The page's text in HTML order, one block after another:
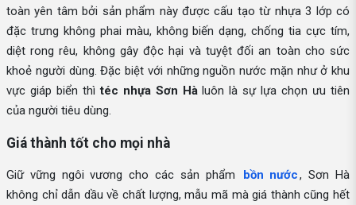
toàn yên tâm bởi sản phẩm này được cấu tạo từ nhựa 3 lớp có
đặc trưng không phai màu, không biến dạng, chống tia cực tím,
diệt rong rêu, không gây độc hại và tuyệt đối an toàn cho sức
khoẻ người dùng. Đặc biệt với những nguồn nước mặn như ở khu
vực giáp biển thìtéc nhựa Sơn Hàluôn là sự lựa chọn ưu tiên
của người tiêu dùng.
Giá thành tốt cho mọi nhà
Giữ vững ngôi vương cho các sản phẩm bồn nước, Sơn Hà
không chỉ dẫn dầu về chất lượng, mẫu mã mà giá thành cũng hết